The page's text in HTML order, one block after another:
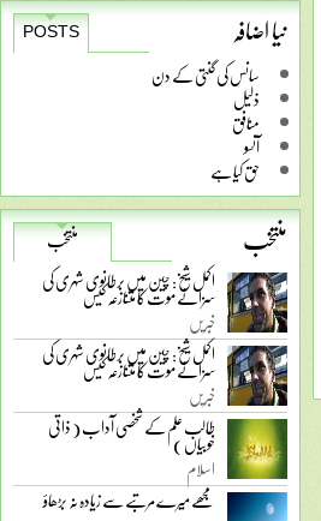
نیا اضافہ
POSTS
سانس کی گنتی کے دن
ذلیل
منافق
آنسو
حق کیا ہے
منتخب
منتخب
اکمل شیخ: چین میں برطانوی شہری کی
سزائے موت کا متنازعہ کیس
خبریں
اکمل شیخ: چین میں برطانوی شہری کی
سزائے موت کا متنازعہ کیس
خبریں
طالب علم کے شخصی آداب ( ذاتی
خوبیاں )
اسلام
مجھے میرے مرتبے سے زیادہ نہ بڑھاؤ